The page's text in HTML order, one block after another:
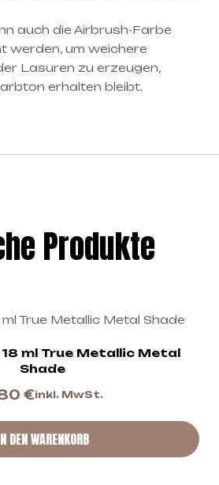
auch die Airbrush-Farbe
werden, um weichere
Lasuren zu erzeugen,
erhalten bleibt.
Produkte
ml True Metallic Metal
Shade
€inkl. MwSt.
DEN WARENKORB